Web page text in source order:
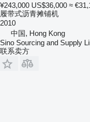
¥243,000 US$36,000 ≈
履带式沥青摊铺机
2010
中国, Hong Kong
Sino Sourcing and Supply
联系卖方